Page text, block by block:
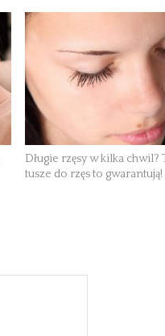
Długie rzęsy w kilka chwil?
tusze do rzęs to gwarantują!